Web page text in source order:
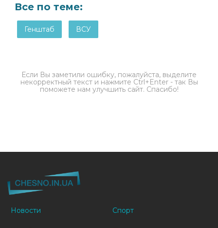
Все по теме:
Генштаб ВСУ
Если Вы заметили ошибку, пожалуйста, выделите
некорректный текст и нажмите Ctrl+Enter - так Вы
поможете нам улучшить сайт. Спасибо!
Новости Спорт